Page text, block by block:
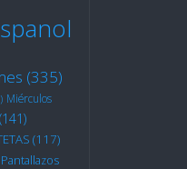
(335)
Miérculos
(141)
(117)
Pantallazos